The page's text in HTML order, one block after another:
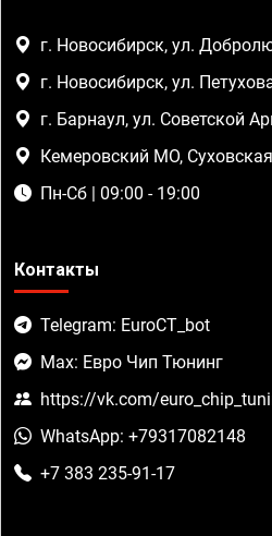
г. Новосибирск, ул.
г. Новосибирск, ул.
г. Барнаул, ул. Советской
Кемеровский МО,
Пн-Сб | 09:00 - 19:00
Контакты
Telegram: EuroCT_bot
Max: Евро Чип Тюнинг
https://vk.com/
WhatsApp: +79317082148
+7 383 235-91-17